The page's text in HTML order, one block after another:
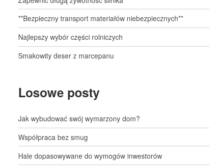
**Bezpieczny transport materiałów niebezpiecznych**
Najlepszy wybór części rolniczych
Smakowity deser z marcepanu
Losowe posty
Jak wybudować swój wymarzony dom?
Współpraca bez smug
Hale dopasowywane do wymogów inwestorów